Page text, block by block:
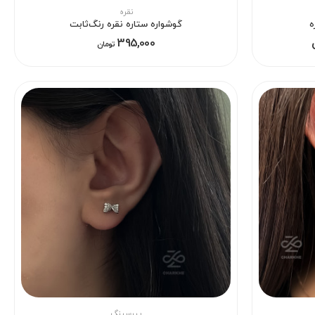
نقره
گوشواره ستاره نقره رنگ‌ثابت
395,000 تومان